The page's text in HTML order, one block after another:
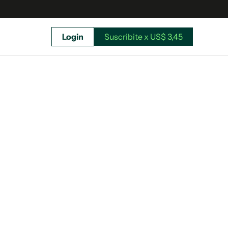
Login Suscribite x US$ 3,45